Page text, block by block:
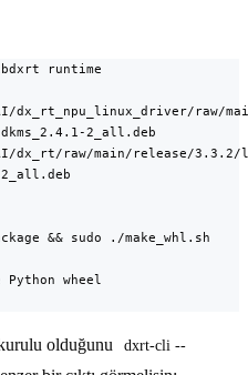
runtime
dx_rt_npu_linux_driver/raw/
2_all.deb
dx_rt/raw/main/release/
&& sudo ./make_whl.sh
wheel
olduğunu
dxrt-cli --